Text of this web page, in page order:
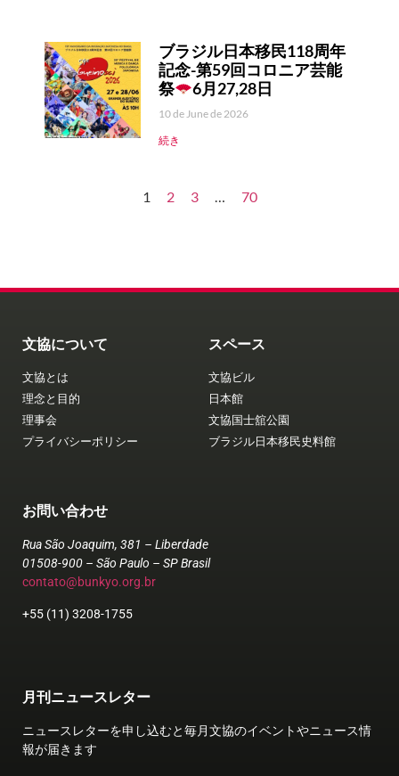
ブラジル日本移民118周年
記念-第59回コロニア芸能
祭
6月27,28日
10 de June de 2026
続き
1 2 3 … 70
文協について
文協とは
理念と目的
理事会
プライバシーポリシー
スペース
文協ビル
日本館
文協国士舘公園
ブラジル日本移民史料館
お問い合わせ
Rua São Joaquim, 381 – Liberdade
01508-900 – São Paulo – SP Brasil
contato@bunkyo.org.br
+55 (11) 3208-1755
月刊ニュースレター
ニュースレターを申し込むと毎月文協のイベントやニュース情
報が届きます